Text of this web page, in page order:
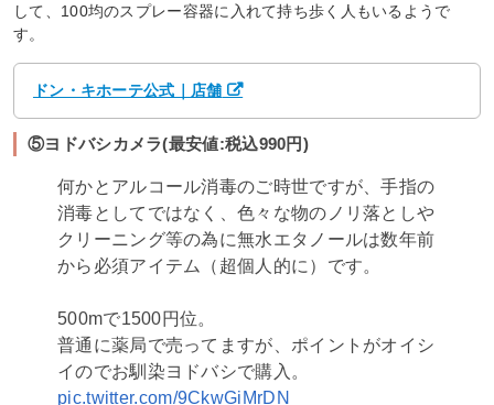
して、100均のスプレー容器に入れて持ち歩く人もいるようで
す。
ドン・キホーテ公式｜店舗
⑤ヨドバシカメラ(最安値:税込990円)
何かとアルコール消毒のご時世ですが、手指の
消毒としてではなく、色々な物のノリ落としや
クリーニング等の為に無水エタノールは数年前
から必須アイテム（超個人的に）です。
500mで1500円位。
普通に薬局で売ってますが、ポイントがオイシ
イのでお馴染ヨドバシで購入。
pic.twitter.com/9CkwGiMrDN